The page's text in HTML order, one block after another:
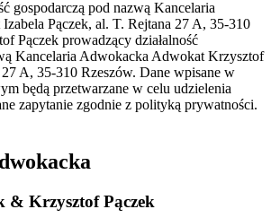
gospodarczą pod nazwą Kancelaria
Pączek, al. T. Rejtana 27 A, 35-310
Pączek prowadzący działalność
Kancelaria Adwokacka Adwokat Krzysztof
A, 35-310 Rzeszów. Dane wpisane w
będą przetwarzane w celu udzielenia
zapytanie zgodnie z polityką prywatności.
& Krzysztof Pączek